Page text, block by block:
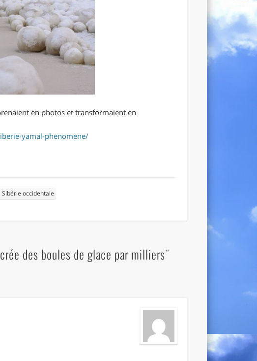
en photos et transformaient en
yamal-phenomene/
Sibérie occidentale
des boules de glace par milliers"